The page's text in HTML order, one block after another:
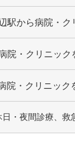
駅から病院・ク
院・クリニック
院・クリニック
・夜間診療、救